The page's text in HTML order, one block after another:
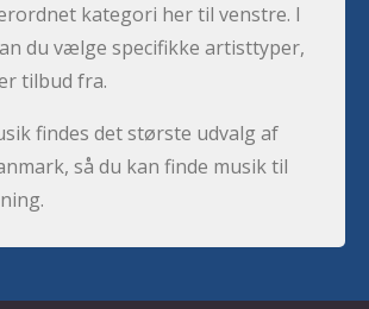
kategori her til venstre. I
du vælge specifikke artisttyper,
tilbud fra.
findes det største udvalg af
så du kan finde musik til